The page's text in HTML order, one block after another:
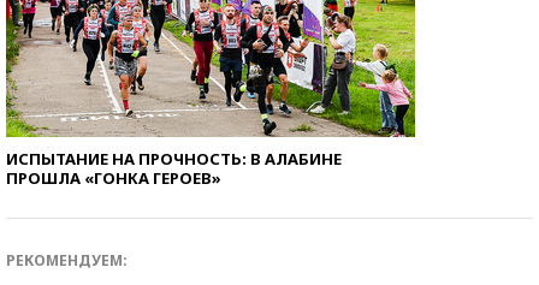
ИСПЫТАНИЕ НА ПРОЧНОСТЬ: В АЛАБИНЕ
ПРОШЛА «ГОНКА ГЕРОЕВ»
РЕКОМЕНДУЕМ: